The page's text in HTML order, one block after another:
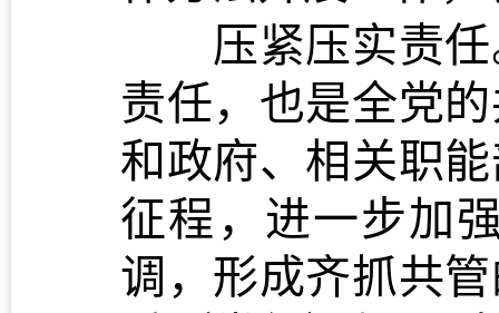
压紧压实责任
责任，也是全党
和政府、相关职
征程，进一步加
调，形成齐抓共